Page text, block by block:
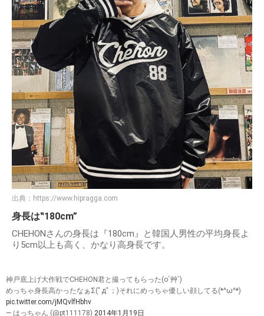
出典： https://www.hipragga.com
身長は‟180cm”
CHEHONさんの身長は『180cm』と韓国人男性の平均身長よ
り5cm以上も高く、かなり高身長です。
神戸底上げ大作戦でCHEHON君と撮ってもらった(o´艸`)
めっちゃ身長高かったなぁΣ(ﾟдﾟ；)それにめっちゃ優しい顔してる(*^ω^*)
pic.twitter.com/jMQvlfHbhv
— はっちゃん (@pt111178) 2014年1月19日